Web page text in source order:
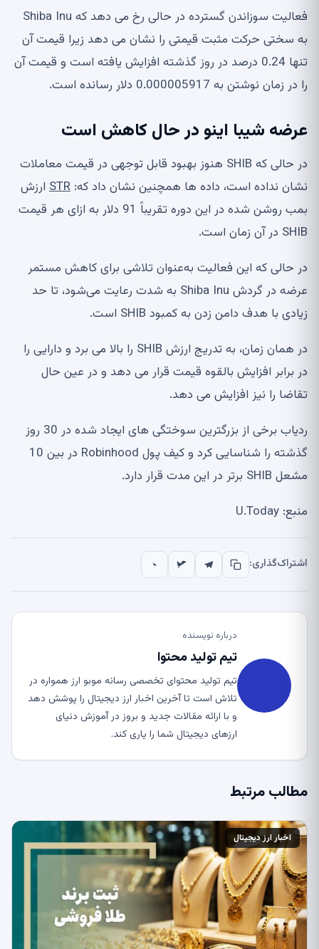
فعالیت سوزاندن گسترده در حالی رخ می دهد که Shiba Inu
به سختی حرکت مثبت قیمتی را نشان می دهد زیرا قیمت آن
تنها 0.24 درصد در روز گذشته افزایش یافته است و قیمت آن
را در زمان نوشتن به 0.000005917 دلار رسانده است.
عرضه شیبا اینو در حال کاهش است
در حالی که SHIB هنوز بهبود قابل توجهی در قیمت معاملات
نشان نداده است، داده ها همچنین نشان داد که: STR ارزش
بمب روشن شده در این دوره تقریباً 91 دلار به ازای هر قیمت
SHIB در آن زمان است.
در حالی که این فعالیت به‌عنوان تلاشی برای کاهش مستمر
عرضه در گردش Shiba Inu به شدت رعایت می‌شود، تا حد
زیادی با هدف دامن زدن به کمبود SHIB است.
در همان زمان، به تدریج ارزش SHIB را بالا می برد و دارایی را
در برابر افزایش بالقوه قیمت قرار می دهد و در عین حال
تقاضا را نیز افزایش می دهد.
ردیاب برخی از بزرگترین سوختگی های ایجاد شده در 30 روز
گذشته را شناسایی کرد و کیف پول Robinhood در بین 10
مشعل SHIB برتر در این مدت قرار دارد.
منبع: U.Today
اشتراک‌گذاری:
درباره نویسنده
تیم تولید محتوا
تیم تولید محتوای تخصصی رسانه موبو ارز همواره در
تلاش است تا آخرین اخبار ارز دیجیتال را پوشش دهد
و با ارائه مقالات جدید و بروز در آموزش دنیای
ارزهای دیجیتال شما را یاری کند.
مطالب مرتبط
اخبار ارز دیجیتال